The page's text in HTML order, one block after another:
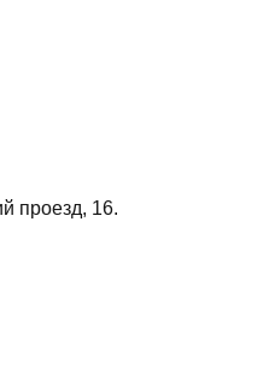
проезд, 16.